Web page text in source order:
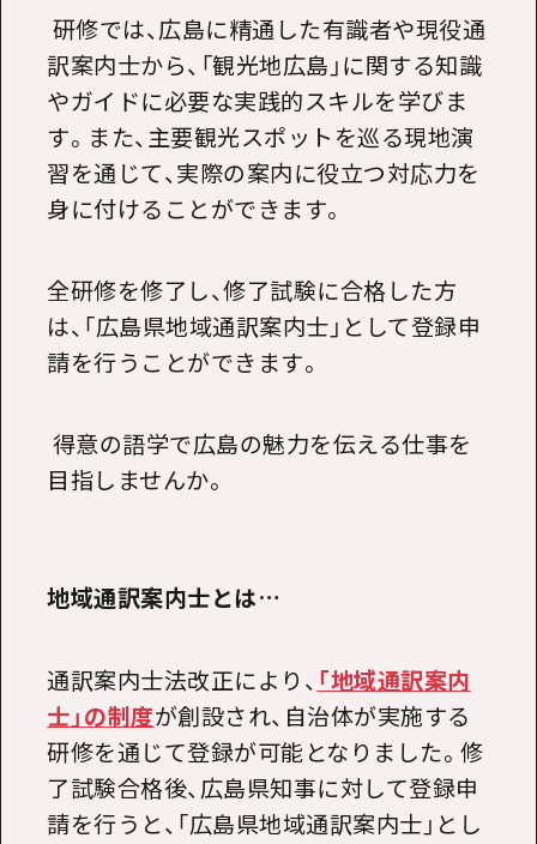
研修では、広島に精通した有識者や現役通
訳案内士から、「観光地広島」に関する知識
やガイドに必要な実践的スキルを学びま
す。また、主要観光スポットを巡る現地演
習を通じて、実際の案内に役立つ対応力を
身に付けることができます。
全研修を修了し、修了試験に合格した方
は、「広島県地域通訳案内士」として登録申
請を行うことができます。
得意の語学で広島の魅力を伝える仕事を
目指しませんか。
地域通訳案内士とは…
通訳案内士法改正により、 「地域通訳案内
士」の制度が創設され、自治体が実施する
研修を通じて登録が可能となりました。修
了試験合格後、広島県知事に対して登録申
請を行うと、「広島県地域通訳案内士」とし